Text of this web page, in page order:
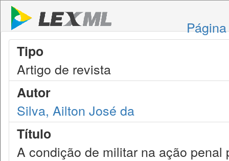
Tipo
Artigo de revista
Autor
Silva, Ailton José da
Título
A condição de militar na ação penal